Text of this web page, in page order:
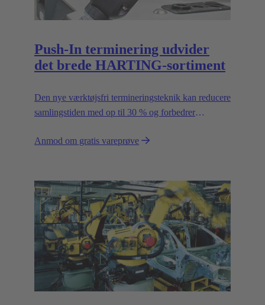
Push-In terminering udvider
det brede HARTING-sortiment
Den nye værktøjsfri termineringsteknik kan reducere
samlingstiden med op til 30 % og forbedrer
Anmod om gratis vareprøve